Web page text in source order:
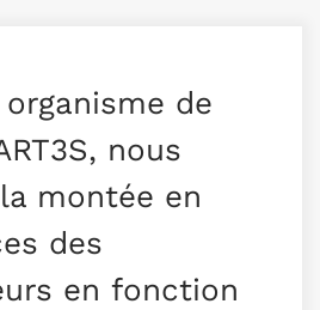
de
nous
montée en
des
en fonction